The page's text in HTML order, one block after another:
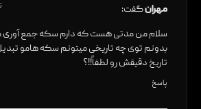
مهرانگفت:
سلام من مدتی هست که دارم سکه جمع آوری
بدونم توی چه تاریخی میتونم سکه هامو
تاریخ دقیقش رو لطفاً!!؟
پاسخ